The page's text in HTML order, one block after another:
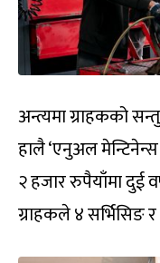
अन्त्यमा ग्राहकको
हालै ‘एनुअल मेन्टिनेन्स
२ हजार रुपैयाँमा दुई
ग्राहकले ४ सर्भिसिङ